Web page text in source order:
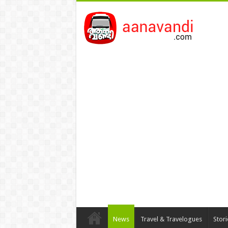
News Travel & Travelogues